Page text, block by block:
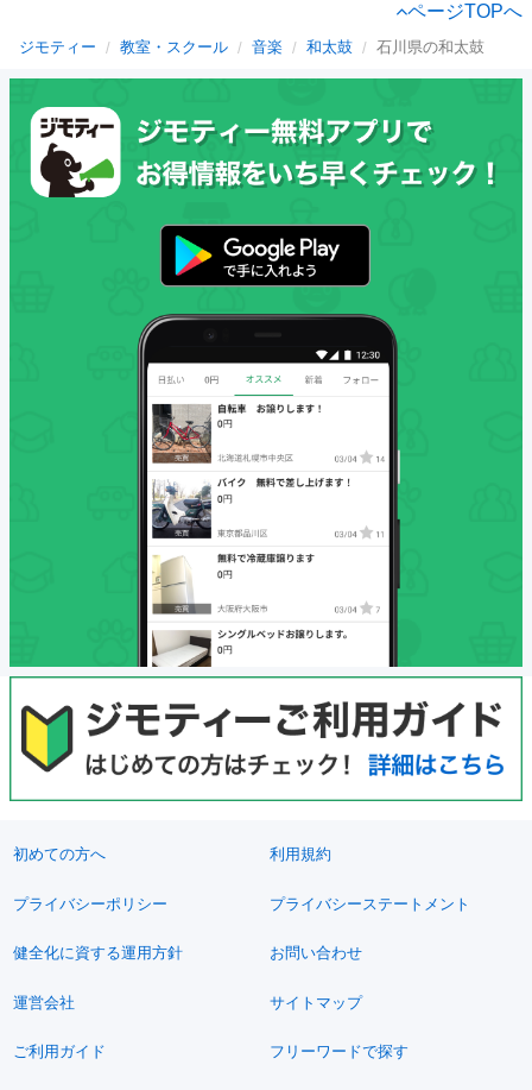
ページTOPへ
ジモティー 教室・スクール 音楽 和太鼓 石川県の和太鼓
初めての方へ 利用規約
プライバシーポリシー プライバシーステートメント
健全化に資する運用方針 お問い合わせ
運営会社 サイトマップ
ご利用ガイド フリーワードで探す